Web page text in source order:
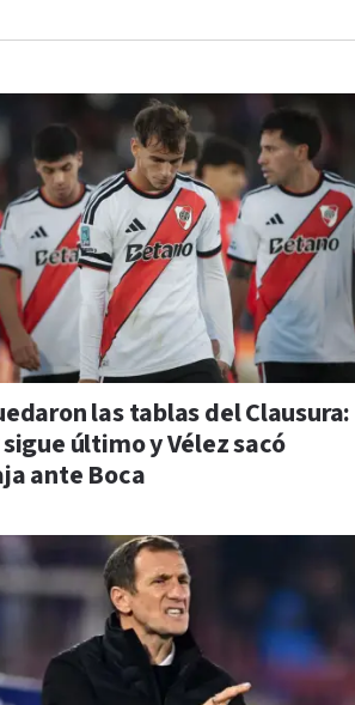
las tablas del Clausura:
último y Vélez sacó
ante Boca